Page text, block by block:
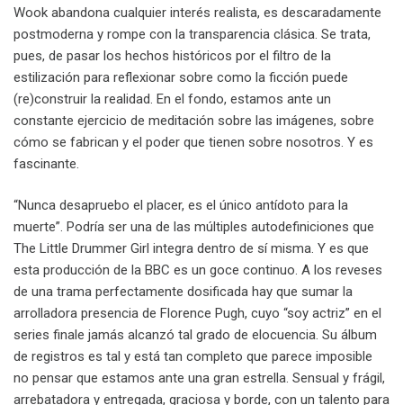
Wook abandona cualquier interés realista, es descaradamente
postmoderna y rompe con la transparencia clásica. Se trata,
pues, de pasar los hechos históricos por el filtro de la
estilización para reflexionar sobre como la ficción puede
(re)construir la realidad. En el fondo, estamos ante un
constante ejercicio de meditación sobre las imágenes, sobre
cómo se fabrican y el poder que tienen sobre nosotros. Y es
fascinante.
“Nunca desapruebo el placer, es el único antídoto para la
muerte”. Podría ser una de las múltiples autodefiniciones que
The Little Drummer Girl integra dentro de sí misma. Y es que
esta producción de la BBC es un goce continuo. A los reveses
de una trama perfectamente dosificada hay que sumar la
arrolladora presencia de Florence Pugh, cuyo “soy actriz” en el
series finale jamás alcanzó tal grado de elocuencia. Su álbum
de registros es tal y está tan completo que parece imposible
no pensar que estamos ante una gran estrella. Sensual y frágil,
arrebatadora y entregada, graciosa y borde, con un talento para